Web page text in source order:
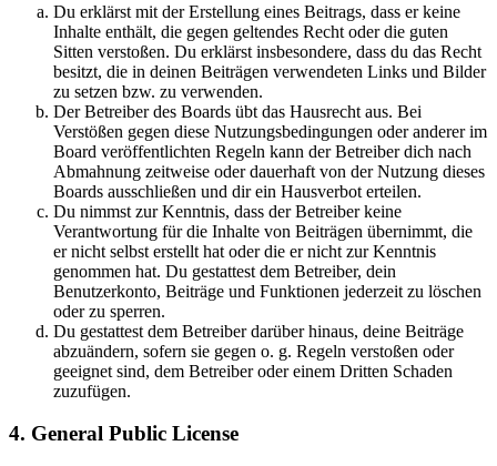
Du erklärst mit der Erstellung eines Beitrags, dass er keine
Inhalte enthält, die gegen geltendes Recht oder die guten
Sitten verstoßen. Du erklärst insbesondere, dass du das Recht
besitzt, die in deinen Beiträgen verwendeten Links und Bilder
zu setzen bzw. zu verwenden.
Der Betreiber des Boards übt das Hausrecht aus. Bei
Verstößen gegen diese Nutzungsbedingungen oder anderer im
Board veröffentlichten Regeln kann der Betreiber dich nach
Abmahnung zeitweise oder dauerhaft von der Nutzung dieses
Boards ausschließen und dir ein Hausverbot erteilen.
Du nimmst zur Kenntnis, dass der Betreiber keine
Verantwortung für die Inhalte von Beiträgen übernimmt, die
er nicht selbst erstellt hat oder die er nicht zur Kenntnis
genommen hat. Du gestattest dem Betreiber, dein
Benutzerkonto, Beiträge und Funktionen jederzeit zu löschen
oder zu sperren.
Du gestattest dem Betreiber darüber hinaus, deine Beiträge
abzuändern, sofern sie gegen o. g. Regeln verstoßen oder
geeignet sind, dem Betreiber oder einem Dritten Schaden
zuzufügen.
4. General Public License